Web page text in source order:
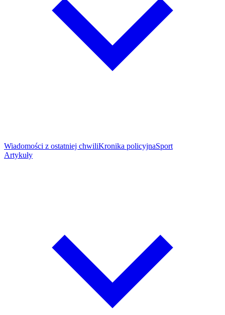
Wiadomości z ostatniej chwiliKronika policyjnaSport
Artykuły